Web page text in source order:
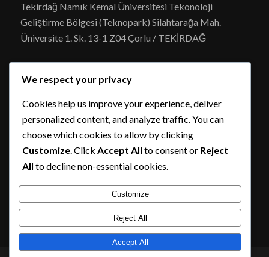
Tekirdağ Namık Kemal Üniversitesi Tekonoloji
Geliştirme Bölgesi (Teknopark) Silahtarağa Mah.
Üniversite 1. Sk. 13-1 Z04 Çorlu / TEKİRDAĞ
ENTOTEAM ŞUBE
Entoteam Ar-Ge Gıda Tarım San. Ve Tic. Ltd. Şti.
Şazibey mah. 64014 Sok. 16/A Onikişubat /
KAHRAMANMARAŞ
We respect your privacy
Cookies help us improve your experience, deliver
personalized content, and analyze traffic. You can
choose which cookies to allow by clicking
Customize. Click Accept All to consent or Reject
All to decline non-essential cookies.
Customize
Reject All
Accept All